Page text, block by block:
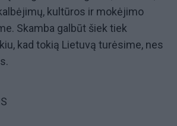
kultūros ir mokėjimo
Skamba galbūt šiek tiek
kad tokią Lietuvą turėsime, nes